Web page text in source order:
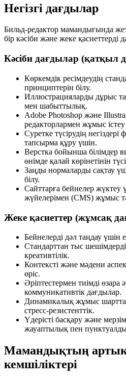
Негізгі дағдылар
Бильд-редактор мамандығында
бір кәсіби және жеке қасиеттерді
Кәсіби дағдылар (қатқыл
Көркемдік ресімдеудің
принциптерін білу.
Иллюстрацияларды дұрыс
мен шабыттылық.
Adobe Photoshop және
редакторлармен жұмыс
Суретке түсірудің
тапсырма құру үшін.
Верстка бойынша білімдер
өнімде қалай көрінетінін
Заңды нормаларды сақтау
білу.
Сайттарға бейнелер жүктеу
жүйелерімен (CMS) жұмыс
Жеке қасиеттер (жұмсақ
Бейнелерді дәл таңдау үшін
Стандарттан тыс шешімдерді
креативтілік.
Контексті және мәдени
өріс.
Әріптестермен тиімді өзара
коммуникативтік дағдылар.
Динамикалық жұмыс
стресс-резистенттік.
Үдерісті басқару және
жауаптылық пен
Мамандықтың
кемшіліктері